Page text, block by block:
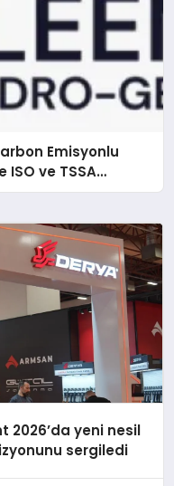
Emisyonlu
ISO ve TSSA
2026’da yeni nesil
sergiledi